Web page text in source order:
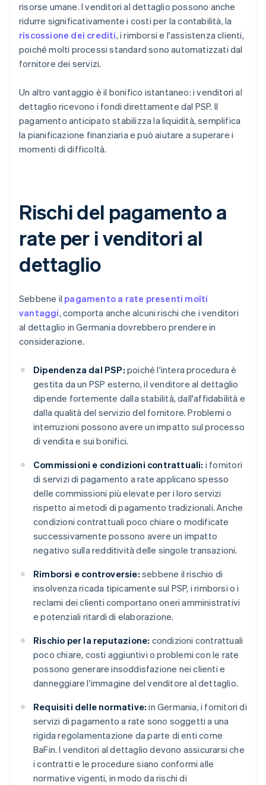
risorse umane. I venditori al dettaglio possono anche
ridurre significativamente i costi per la contabilità, la
riscossione dei crediti, i rimborsi e l'assistenza clienti,
poiché molti processi standard sono automatizzati dal
fornitore dei servizi.
Un altro vantaggio è il bonifico istantaneo: i venditori al
dettaglio ricevono i fondi direttamente dal PSP. Il
pagamento anticipato stabilizza la liquidità, semplifica
la pianificazione finanziaria e può aiutare a superare i
momenti di difficoltà.
Rischi del pagamento a
rate per i venditori al
dettaglio
Sebbene il pagamento a rate presenti molti
vantaggi, comporta anche alcuni rischi che i venditori
al dettaglio in Germania dovrebbero prendere in
considerazione.
Dipendenza dal PSP: poiché l'intera procedura è
gestita da un PSP esterno, il venditore al dettaglio
dipende fortemente dalla stabilità, dall'affidabilità e
dalla qualità del servizio del fornitore. Problemi o
interruzioni possono avere un impatto sul processo
di vendita e sui bonifici.
Commissioni e condizioni contrattuali: i fornitori
di servizi di pagamento a rate applicano spesso
delle commissioni più elevate per i loro servizi
rispetto ai metodi di pagamento tradizionali. Anche
condizioni contrattuali poco chiare o modificate
successivamente possono avere un impatto
negativo sulla redditività delle singole transazioni.
Rimborsi e controversie: sebbene il rischio di
insolvenza ricada tipicamente sul PSP, i rimborsi o i
reclami dei clienti comportano oneri amministrativi
e potenziali ritardi di elaborazione.
Rischio per la reputazione: condizioni contrattuali
poco chiare, costi aggiuntivi o problemi con le rate
possono generare insoddisfazione nei clienti e
danneggiare l'immagine del venditore al dettaglio.
Requisiti delle normative: in Germania, i fornitori di
servizi di pagamento a rate sono soggetti a una
rigida regolamentazione da parte di enti come
BaFin. I venditori al dettaglio devono assicurarsi che
i contratti e le procedure siano conformi alle
normative vigenti, in modo da rischi di